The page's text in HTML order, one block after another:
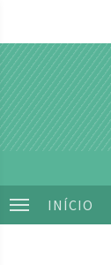
INÍCIO